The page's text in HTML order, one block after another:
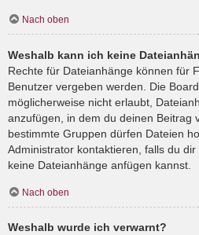
Nach oben
Weshalb kann ich keine
Rechte für Dateianhänge können für
Benutzer vergeben werden. Die
möglicherweise nicht erlaubt,
anzufügen, in dem du deinen Beitrag
bestimmte Gruppen dürfen Dateien
Administrator kontaktieren, falls du
keine Dateianhänge anfügen kannst.
Nach oben
Weshalb wurde ich verwarnt?